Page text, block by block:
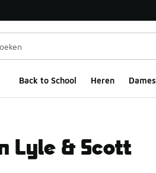
venster
Back to School Heren Dames
Lyle & Scott